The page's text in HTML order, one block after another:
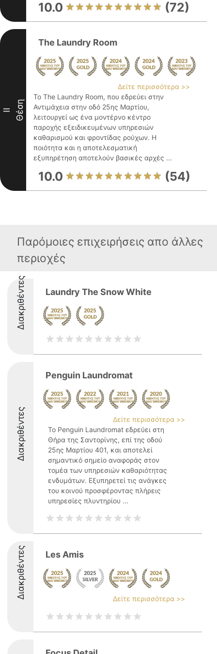
10.0 (72)
II Θέση
The Laundry Room
Δείτε περισσότερα >>
Το The Laundry Room, που εδρεύει στην
Αντιμάχεια στην οδό 25ης Μαρτίου,
λειτουργεί ως ένα μοντέρνο κέντρο
παροχής εξειδικευμένων υπηρεσιών
καθαρισμού και φροντίδας ρούχων. Η
ποιότητα και η αποτελεσματική
εξυπηρέτηση αποτελούν βασικές αρχές ...
10.0 (54)
Παρόμοιες επιχειρήσεις απο άλλες
περιοχές
Διακριθέντες Laundry The Snow White
Διακριθέντες
Penguin Laundromat
Δείτε περισσότερα >>
Το Penguin Laundromat εδρεύει στη
Θήρα της Σαντορίνης, επί της οδού
25ης Μαρτίου 401, και αποτελεί
σημαντικό σημείο αναφοράς στον
τομέα των υπηρεσιών καθαριότητας
ενδυμάτων. Εξυπηρετεί τις ανάγκες
του κοινού προσφέροντας πλήρεις
υπηρεσίες πλυντηρίου ...
Διακριθέντες Les Amis
Δείτε περισσότερα >>